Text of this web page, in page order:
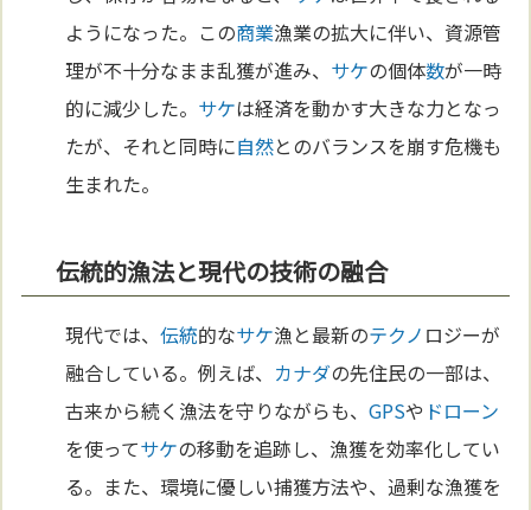
ようになった。この商業漁業の拡大に伴い、資源管
理が不十分なまま乱獲が進み、 サケの個体数が一時
的に減少した。 サケは経済を動かす大きな力となっ
たが、それと同時に自然とのバランスを崩す危機も
生まれた。
伝統的漁法と現代の技術の融合
現代では、伝統的なサケ漁と最新のテクノ ロジーが
融合している。例えば、 カナダの先住民の一部は、
古来から続く漁法を守りながらも、GPSや ドローン
を使ってサケの移動を追跡し、漁獲を効率化してい
る。また、環境に優しい捕獲方法や、過剰な漁獲を